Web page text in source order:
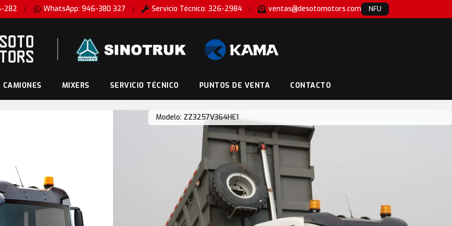
282 WhatsApp: 946-380 327 Servicio Técnico: 326-2984 ventas@desotomotors.com NFU
CAMIONES MIXERS SERVICIO TÉCNICO PUNTOS DE VENTA CONTACTO
Modelo: ZZ3257V364HE1